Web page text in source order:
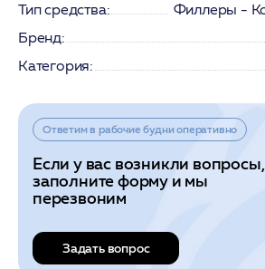
Тип средства:
Филлеры -
Бренд:
Категория:
Ответим в рабочие будни оперативно
Если у вас возникли вопросы,
заполните форму и мы
перезвоним
Задать вопрос